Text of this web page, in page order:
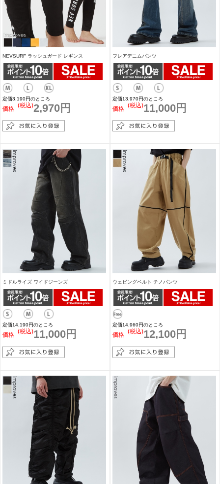
NEVSURF ラッシュガード レギンス
定価3,190円のところ
価格 2,970円
(税込)
フレアデニムパンツ
定価13,970円のところ
価格 11,000円
(税込)
ミドルライズ ワイドジーンズ
定価14,190円のところ
価格 11,000円
(税込)
ウェビングベルト チノパンツ
定価14,960円のところ
価格 12,100円
(税込)